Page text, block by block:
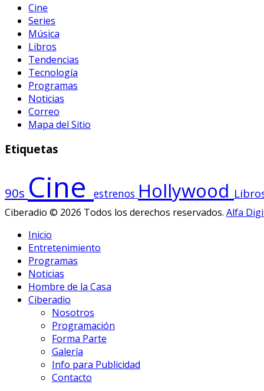
Cine
Series
Música
Libros
Tendencias
Tecnología
Programas
Noticias
Correo
Mapa del Sitio
Etiquetas
90s Cine estrenos Hollywood
Ciberadio © 2026 Todos los derechos reservados. Alfa
Inicio
Entretenimiento
Programas
Noticias
Hombre de la Casa
Ciberadio
Nosotros
Programación
Forma Parte
Galería
Info para Publicidad
Contacto